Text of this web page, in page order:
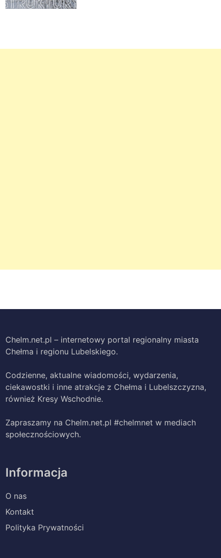
Chelm.net.pl – internetowy portal regionalny miasta
Chełma i regionu Lubelskiego.
Codzienne, aktualne wiadomości, wydarzenia,
ciekawostki i inne atrakcje z Chełma i Lubelszczyzna,
również Kresy Wschodnie.
Zapraszamy na Chelm.net.pl #chelmnet w mediach
społecznościowych.
Informacja
O nas
Kontakt
Polityka Prywatności